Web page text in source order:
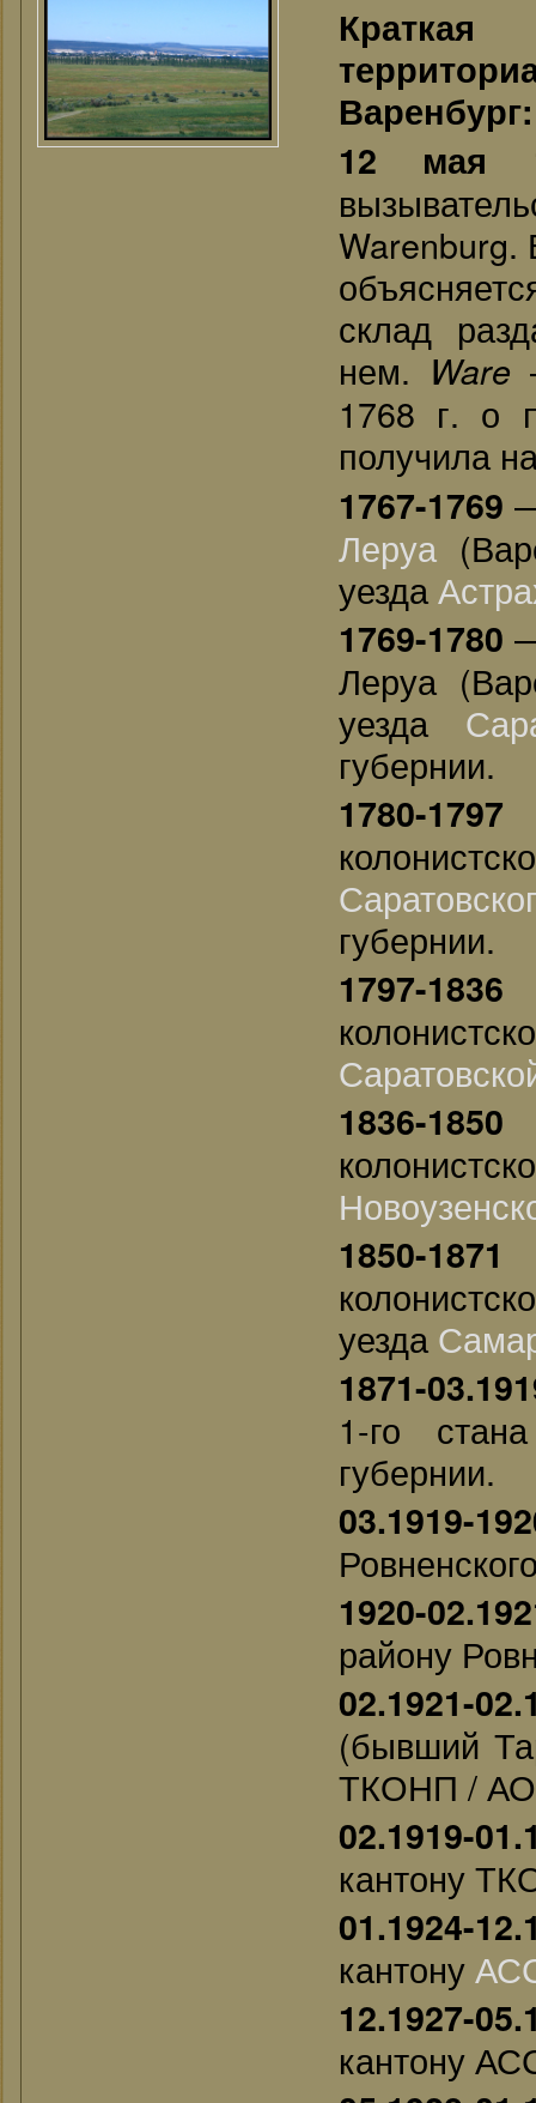
Варенбург:
12 мая
Warenburg.
склад
нем. Ware
1768 г. о
получила
1767-1769
Леруа
уезда
1769-1780
Леруа
уезда
губернии.
1780-1797
губернии.
1797-1836
1836-1850
1850-1871
уезда
1871-
1-го
губернии.
03.1919-
1920-
району
02.1921-
(бывший
ТКОНП /
02.1919-
кантону
01.1924-
кантону
12.1927-
кантону